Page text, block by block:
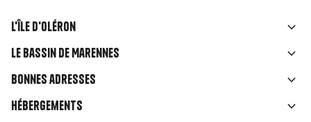
Liens
rubriques
L'île d'Oléron
Le Bassin de Marennes
Bonnes adresses
Hébergements